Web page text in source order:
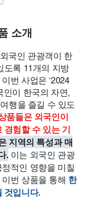
의학
기타
소개
국인 관광객이 한
도록 11개의 지방
번 사업은 ‘2024
인이 한국의 자연,
행을 즐길 수 있도
품들은 외국인이
경험할 수 있는 기
지역의 특성과 매
. 이는 외국인 관광
적인 영향을 미칠
번 상품을 통해 한
것입니다.